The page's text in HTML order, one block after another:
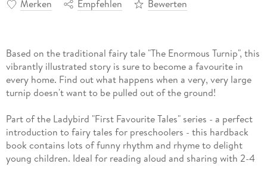
Merken Empfehlen Bewerten
Based on the traditional fairy tale "The Enormous Turnip", this
vibrantly illustrated story is sure to become a favourite in
every home. Find out what happens when a very, very large
turnip doesn't want to be pulled out of the ground!
Part of the Ladybird "First Favourite Tales" series - a perfect
introduction to fairy tales for preschoolers - this hardback
book contains lots of funny rhythm and rhyme to delight
young children. Ideal for reading aloud and sharing with 2-4